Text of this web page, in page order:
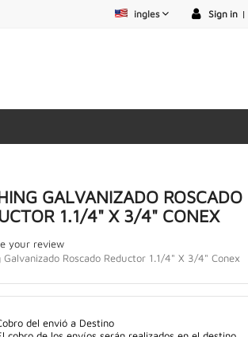
Sign in |
ingles
GALVANIZADO ROSCADO
1.1/4" X 3/4" CONEX
your review
Galvanizado Roscado Reductor 1.1/4" X 3/4" Conex
del envió a Destino